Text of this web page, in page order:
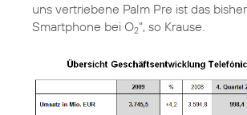
uns vertriebene Palm Pre ist das
Smartphone bei O2", so Krause.